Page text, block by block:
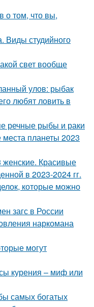
о том, что вы,
Виды студийного
свет вообще
улов: рыбак
любят ловить в
речные рыбы и раки
планеты 2023
Красивые
в 2023-2024 гг.
которые можно
загс в России
наркомана
могут
курения – миф или
самых богатых